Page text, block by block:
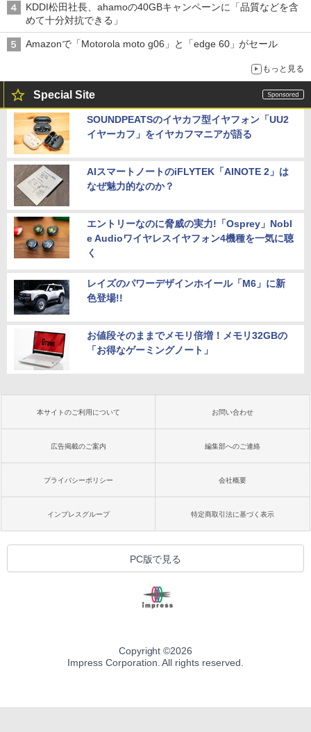
KDDI松田社長、ahamoの40GBキャンペーンに「品質などを含
めて十分対抗できる」
Amazonで「Motorola moto g06」と「edge 60」がセール
もっと見る
Special Site
SOUNDPEATSのイヤカフ型イヤフォン「UU2
イヤーカフ」をイヤカフマニアが語る
AIスマートノートのiFLYTEK「AINOTE 2」は
なぜ魅力的なのか？
エントリーなのに脅威の実力!「Osprey」Nobl
e Audioワイヤレスイヤフォン4機種を一気に聴
く
レイズのパワーデザインホイール「M6」に新
色登場!!
お値段そのままでメモリ倍増！メモリ32GBの
「お得なゲーミングノート」
本サイトのご利用について お問い合わせ
広告掲載のご案内 編集部へのご連絡
プライバシーポリシー 会社概要
インプレスグループ 特定商取引法に基づく表示
PC版で見る
Copyright ©2026
Impress Corporation. All rights reserved.